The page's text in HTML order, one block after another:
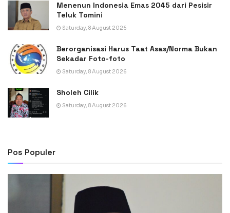
Menenun Indonesia Emas 2045 dari Pesisir
Teluk Tomini
Saturday, 8 August 2026
Berorganisasi Harus Taat Asas/Norma Bukan
Sekadar Foto-foto
Saturday, 8 August 2026
Sholeh Cilik
Saturday, 8 August 2026
Pos Populer